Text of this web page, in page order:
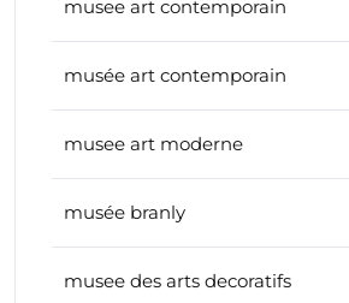
musee art contemporain
musée art contemporain
musee art moderne
musée branly
musee des arts decoratifs